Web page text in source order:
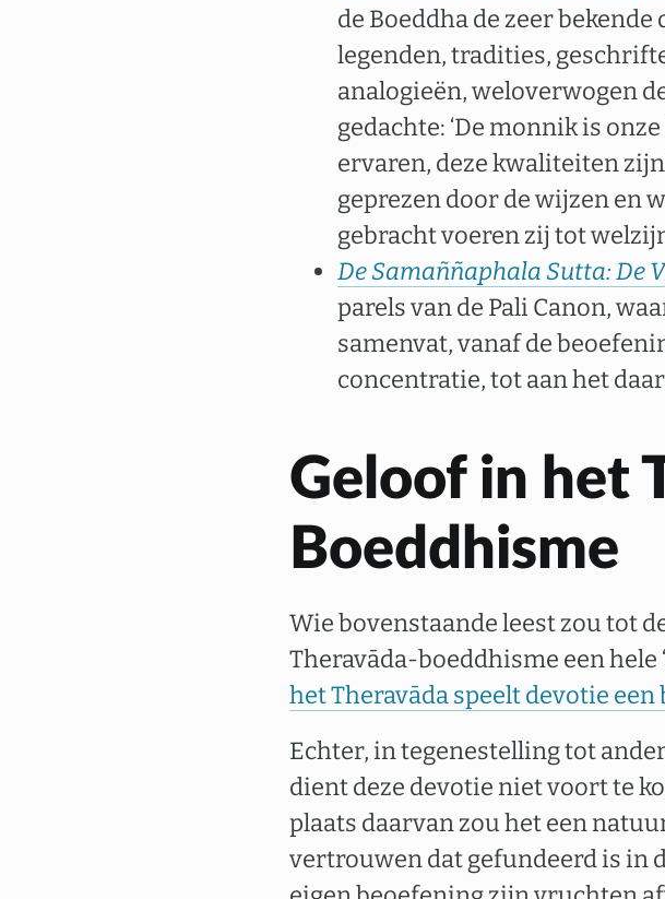
de Boeddha de zeer
legenden, tradities,
analogieën, weloverwogen
gedachte: ‘De monnik is
ervaren, deze kwaliteiten
geprezen door de wijzen en
gebracht voeren zij tot
De Samaññaphala Sutta: De
parels van de Pali Canon,
samenvat, vanaf de
concentratie, tot aan het
Geloof in het
Boeddhisme
Wie bovenstaande leest zou tot
Theravāda-boeddhisme een hele
het Theravāda speelt devotie
Echter, in tegenestelling tot
dient deze devotie niet voort te
plaats daarvan zou het een
vertrouwen dat gefundeerd is in